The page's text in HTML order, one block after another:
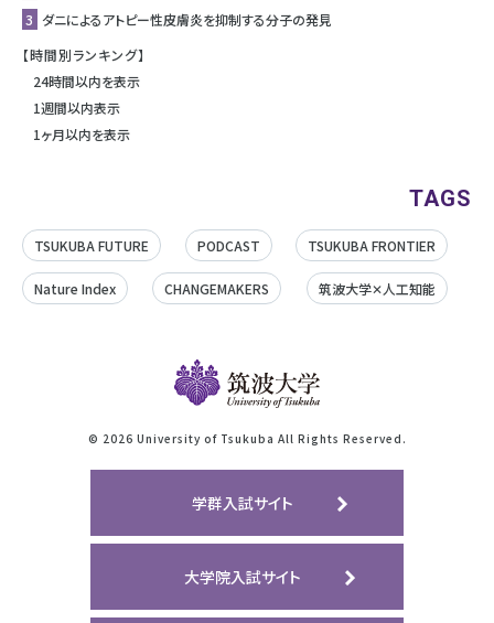
3 ダニによるアトピー性皮膚炎を抑制する分子の発見
【時間別ランキング】
24時間以内を表示
1週間以内表示
1ヶ月以内を表示
TAGS
TSUKUBA FUTURE PODCAST TSUKUBA FRONTIER
Nature Index CHANGEMAKERS 筑波大学✕人工知能
© 2026 University of Tsukuba All Rights Reserved.
学群入試サイト
大学院入試サイト